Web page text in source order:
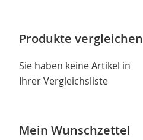
Produkte vergleichen
Sie haben keine Artikel in
Ihrer Vergleichsliste
Mein Wunschzettel